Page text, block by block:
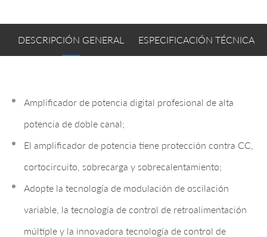
DESCRIPCIÓN GENERAL ESPECIFICACIÓN TÉCNICA
Amplificador de potencia digital profesional de alta
potencia de doble canal;
El amplificador de potencia tiene protección contra CC,
cortocircuito, sobrecarga y sobrecalentamiento;
Adopte la tecnología de modulación de oscilación
variable, la tecnología de control de retroalimentación
múltiple y la innovadora tecnología de control de